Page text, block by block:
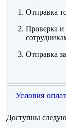
Отправка
Проверка
Отправка
Условия
Доступны